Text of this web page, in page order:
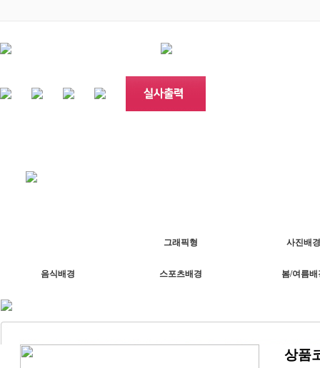
그래픽형 사진배경
음식배경 스포츠배경 봄/여름배
상품